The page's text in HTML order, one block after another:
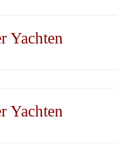
Yachten
Yachten